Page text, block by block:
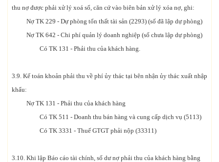
thu nợ được phải xử lý xoá sổ, căn cứ vào biên bản xử lý xóa nợ, ghi:
Nợ TK 229 - Dự phòng tổn thất tài sản (2293) (số đã lập dự phòng)
Nợ TK 642 - Chi phí quản lý doanh nghiệp (số chưa lập dự phòng)
Có TK 131 - Phải thu của khách hàng.
3.9. Kế toán khoản phải thu về phí ủy thác tại bên nhận ủy thác xuất nhập
khẩu:
Nợ TK 131 - Phải thu của khách hàng
Có TK 511 - Doanh thu bán hàng và cung cấp dịch vụ (5113)
Có TK 3331 - Thuế GTGT phải nộp (33311)
3.10. Khi lập Báo cáo tài chính, số dư nợ phải thu của khách hàng bằng